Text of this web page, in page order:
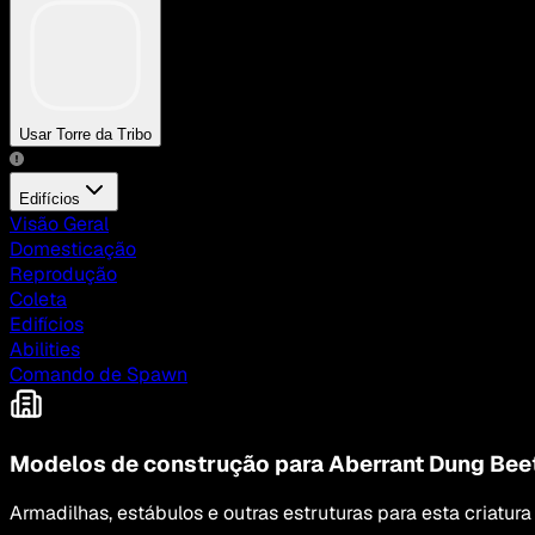
Usar Torre da Tribo
Edifícios
Visão Geral
Domesticação
Reprodução
Coleta
Edifícios
Abilities
Comando de Spawn
Modelos de construção para Aberrant Dung
Armadilhas, estábulos e outras estruturas para esta criatura